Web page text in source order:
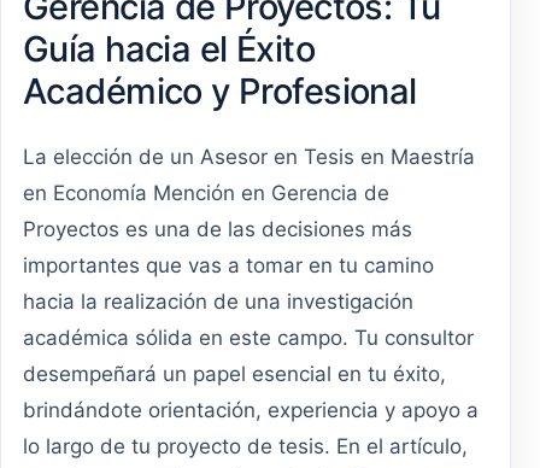
Guía hacia el Éxito
Académico y Profesional
La elección de un Asesor en Tesis en Maestría
en Economía Mención en Gerencia de
Proyectos es una de las decisiones más
importantes que vas a tomar en tu camino
hacia la realización de una investigación
académica sólida en este campo. Tu consultor
desempeñará un papel esencial en tu éxito,
brindándote orientación, experiencia y apoyo a
lo largo de tu proyecto de tesis. En el artículo,